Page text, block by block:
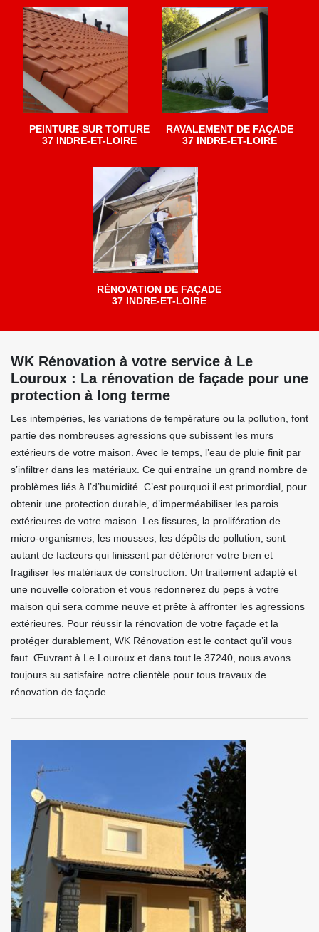
PEINTURE SUR TOITURE
37 INDRE-ET-LOIRE
RAVALEMENT DE FAÇADE
37 INDRE-ET-LOIRE
RÉNOVATION DE FAÇADE
37 INDRE-ET-LOIRE
WK Rénovation à votre service à Le
Louroux : La rénovation de façade pour une
protection à long terme
Les intempéries, les variations de température ou la pollution, font
partie des nombreuses agressions que subissent les murs
extérieurs de votre maison. Avec le temps, l’eau de pluie finit par
s’infiltrer dans les matériaux. Ce qui entraîne un grand nombre de
problèmes liés à l’d’humidité. C’est pourquoi il est primordial, pour
obtenir une protection durable, d’imperméabiliser les parois
extérieures de votre maison. Les fissures, la prolifération de
micro-organismes, les mousses, les dépôts de pollution, sont
autant de facteurs qui finissent par détériorer votre bien et
fragiliser les matériaux de construction. Un traitement adapté et
une nouvelle coloration et vous redonnerez du peps à votre
maison qui sera comme neuve et prête à affronter les agressions
extérieures. Pour réussir la rénovation de votre façade et la
protéger durablement, WK Rénovation est le contact qu’il vous
faut. Œuvrant à Le Louroux et dans tout le 37240, nous avons
toujours su satisfaire notre clientèle pour tous travaux de
rénovation de façade.